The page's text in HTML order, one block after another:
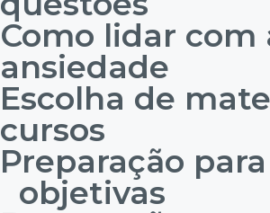
Como lidar
ansiedade
Escolha de
cursos
Preparação
objetivas